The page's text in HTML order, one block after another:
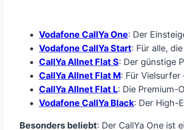
Vodafone CallYa One: Der
Vodafone CallYa Start: Für alle,
CallYa Allnet Flat S: Der günstige
CallYa Allnet Flat M: Für
CallYa Allnet Flat L: Die Premium-
Vodafone CallYa Black: Der High-
Besonders beliebt: Der CallYa One ist